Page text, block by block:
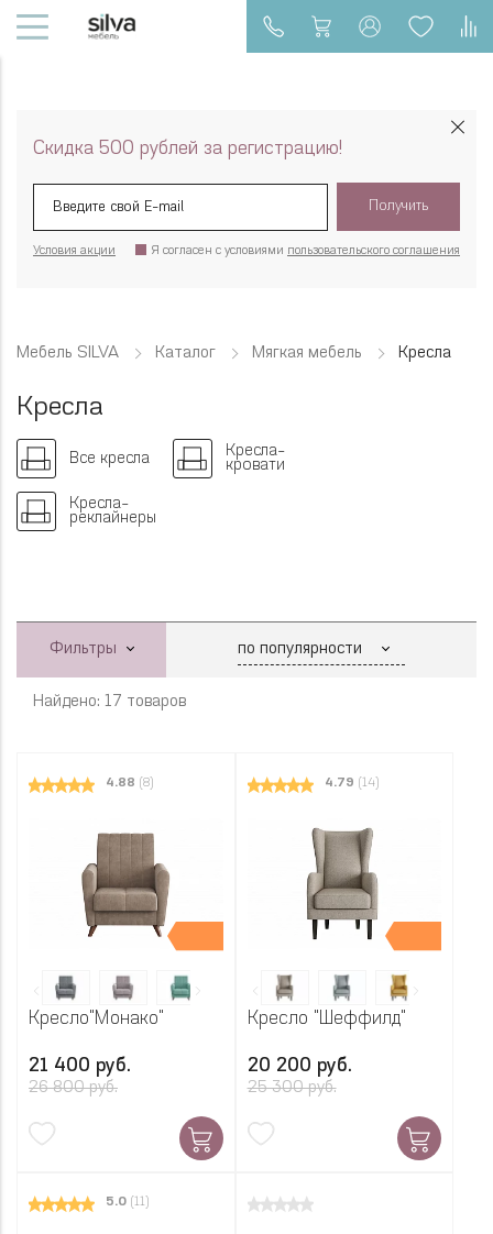
Скидка 500 рублей за регистрацию!
Получить
Я согласен с условиями пользовательского соглашения
Условия акции
Мебель SILVA Каталог Мягкая мебель Кресла
Кресла
Все кресла
Кресла-
кровати
Кресла-
реклайнеры
Фильтры
Найдено: 17 товаров
4.88 (8)
Кресло"Монако"
21 400 руб.
26 800 руб.
4.79 (14)
Кресло "Шеффилд"
20 200 руб.
25 300 руб.
5.0 (11)